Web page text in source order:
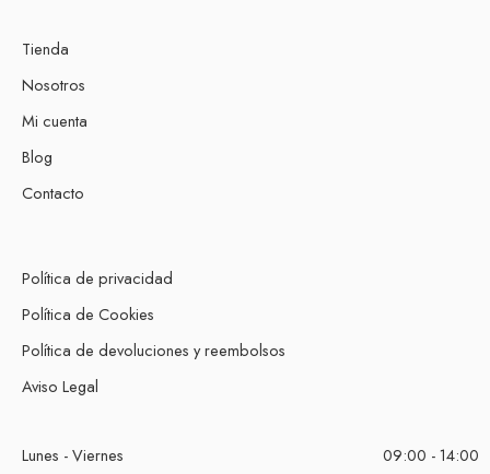
Tienda
Nosotros
Mi cuenta
Blog
Contacto
Política de privacidad
Política de Cookies
Política de devoluciones y reembolsos
Aviso Legal
Lunes - Viernes
09:00 - 14:00